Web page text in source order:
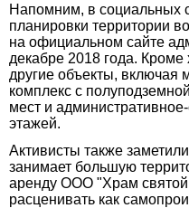
Напомним, в социальных
планировки территории
на официальном сайте
декабре 2018 года.
другие объекты,
комплекс с
мест и
этажей.
Активисты также
занимает большую
аренду ООО "Храм
расценивать как